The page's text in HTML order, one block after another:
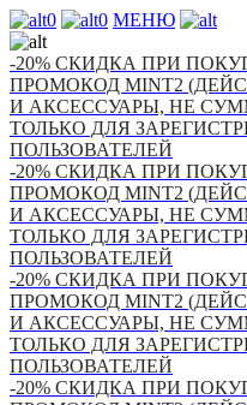
0 0 МЕНЮ
-20% СКИДКА ПРИ
ПРОМОКОД MINT2
И АКСЕССУАРЫ, НЕ
ТОЛЬКО ДЛЯ
ПОЛЬЗОВАТЕЛЕЙ
-20% СКИДКА ПРИ
ПРОМОКОД MINT2
И АКСЕССУАРЫ, НЕ
ТОЛЬКО ДЛЯ
ПОЛЬЗОВАТЕЛЕЙ
-20% СКИДКА ПРИ
ПРОМОКОД MINT2
И АКСЕССУАРЫ, НЕ
ТОЛЬКО ДЛЯ
ПОЛЬЗОВАТЕЛЕЙ
-20% СКИДКА ПРИ